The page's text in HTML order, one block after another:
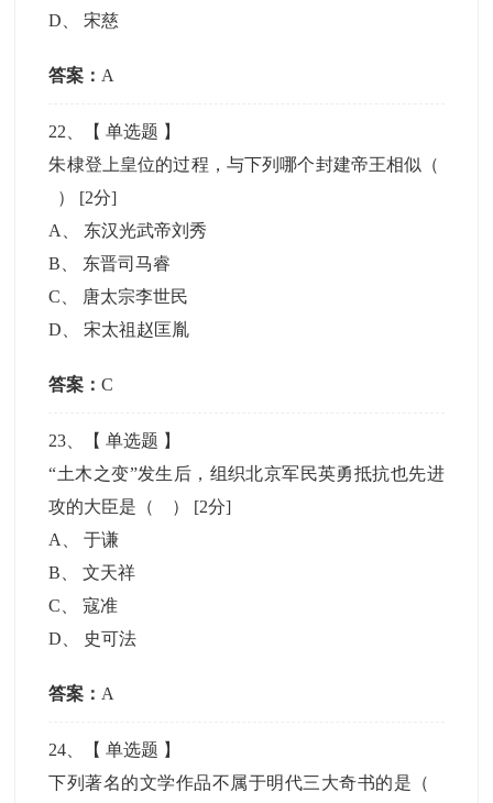
D 、宋慈
答案： A
22 、【单选题 】
朱棣登上皇位的过程，与下列哪个封建帝王相似（
） [2分]
A
东汉光武帝刘秀
B
东晋司马睿
C
唐太宗李世民
D 、宋太祖赵匡胤
答案：C
23 、【单选题 】
“土木之变”发生后，组织北京军民英勇抵抗也先进
攻的大臣是（ ） [2分]
A
、于谦
B 、文天祥
C 、寇准
D
史可法
答案： A
24 、【单选题 】
下列著名的文学作品不属于明代三大奇书的是（